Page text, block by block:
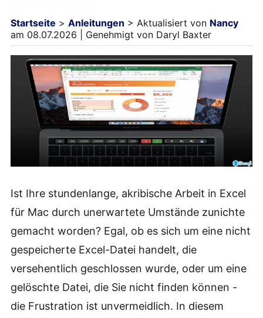
Startseite > Anleitungen > Aktualisiert von Nancy
am 08.07.2026 | Genehmigt von Daryl Baxter
Ist Ihre stundenlange, akribische Arbeit in Excel
für Mac durch unerwartete Umstände zunichte
gemacht worden? Egal, ob es sich um eine nicht
gespeicherte Excel-Datei handelt, die
versehentlich geschlossen wurde, oder um eine
gelöschte Datei, die Sie nicht finden können -
die Frustration ist unvermeidlich. In diesem